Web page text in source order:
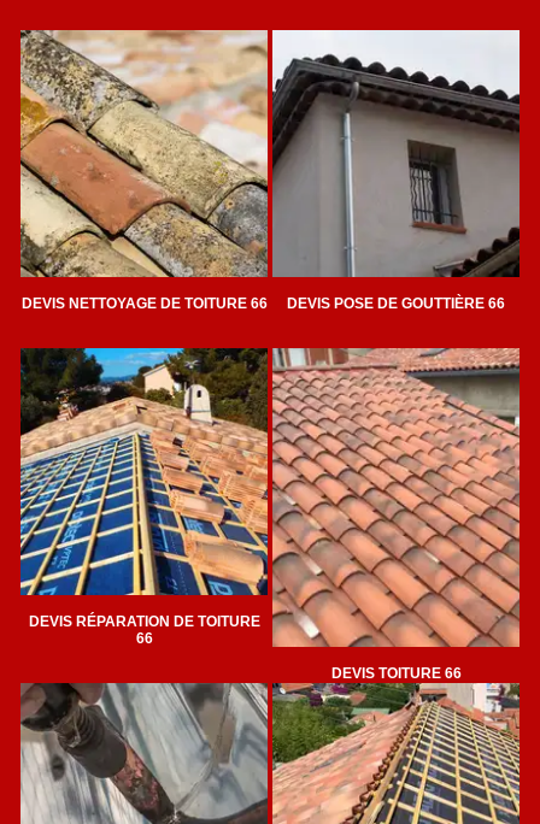
DEVIS NETTOYAGE DE TOITURE 66 DEVIS POSE DE GOUTTIÈRE 66
DEVIS RÉPARATION DE TOITURE
66
DEVIS TOITURE 66